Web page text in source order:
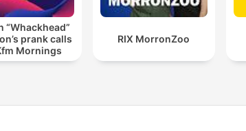
“Whackhead”
prank calls
Mornings
RIX MorronZoo